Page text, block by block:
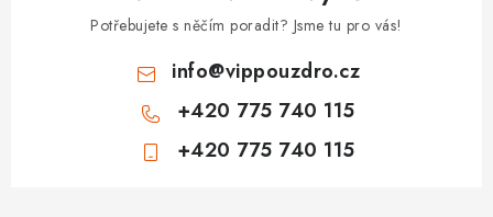
Potřebujete s něčím poradit? Jsme tu pro vás!
info@vippouzdro.cz
+420 775 740 115
+420 775 740 115